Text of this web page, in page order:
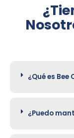
¿Qué es Bee
¿Puedo